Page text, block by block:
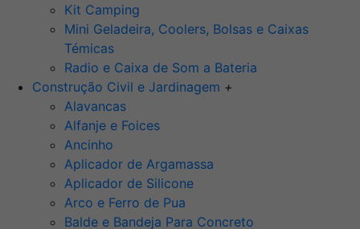
Kit Camping
Mini Geladeira, Coolers, Bolsas e Caixas
Témicas
Radio e Caixa de Som a Bateria
Construção Civil e Jardinagem +
Alavancas
Alfanje e Foices
Ancinho
Aplicador de Argamassa
Aplicador de Silicone
Arco e Ferro de Pua
Balde e Bandeja Para Concreto